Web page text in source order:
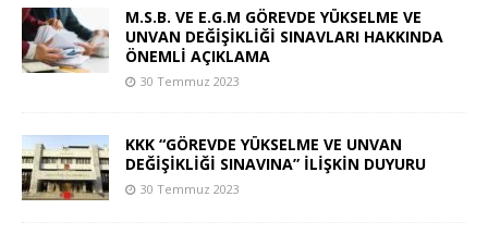
M.S.B. VE E.G.M GÖREVDE YÜKSELME VE
UNVAN DEĞİŞİKLİĞİ SINAVLARI HAKKINDA
ÖNEMLİ AÇIKLAMA
30 Temmuz 2023
KKK “GÖREVDE YÜKSELME VE UNVAN
DEĞİŞİKLİĞİ SINAVINA” İLİŞKİN DUYURU
30 Temmuz 2023